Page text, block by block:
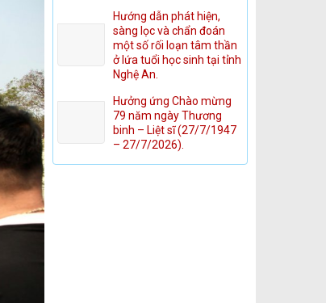
Hướng dẫn phát hiện,
sàng lọc và chẩn đoán
một số rối loạn tâm thần
ở lứa tuổi học sinh tại tỉnh
Nghệ An.
Hưởng ứng Chào mừng
79 năm ngày Thương
binh – Liệt sĩ (27/7/1947
– 27/7/2026).